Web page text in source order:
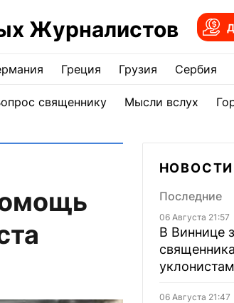
Журналистов
Греция Грузия Сербия
священнику Мысли вслух
НОВОСТИ
Последние
06 Августа 21:57
В Виннице
уклонистам
06 Августа 21:47